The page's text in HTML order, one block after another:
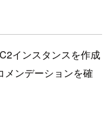
インスタンスを作成
メンデーションを確